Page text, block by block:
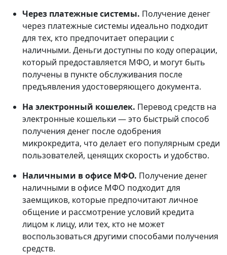
Через платежные системы. Получение денег
через платежные системы идеально подходит
для тех, кто предпочитает операции с
наличными. Деньги доступны по коду операции,
который предоставляется МФО, и могут быть
получены в пункте обслуживания после
предъявления удостоверяющего документа.
На электронный кошелек. Перевод средств на
электронные кошельки — это быстрый способ
получения денег после одобрения
микрокредита, что делает его популярным среди
пользователей, ценящих скорость и удобство.
Наличными в офисе МФО. Получение денег
наличными в офисе МФО подходит для
заемщиков, которые предпочитают личное
общение и рассмотрение условий кредита
лицом к лицу, или тех, кто не может
воспользоваться другими способами получения
средств.